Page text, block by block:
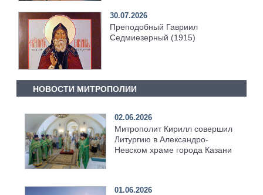
30.07.2026
Преподобный Гавриил
Седмиезерный (1915)
НОВОСТИ МИТРОПОЛИИ
02.06.2026
Митрополит Кирилл совершил
Литургию в Александро-
Невском храме города Казани
01.06.2026